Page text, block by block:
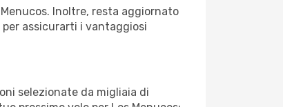
Inoltre, resta aggiornato
assicurarti i vantaggiosi
selezionate da migliaia di